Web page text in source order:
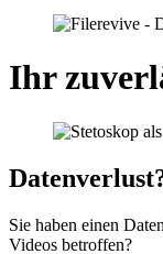
Ihr
Sie haben einen
Videos betroffen?